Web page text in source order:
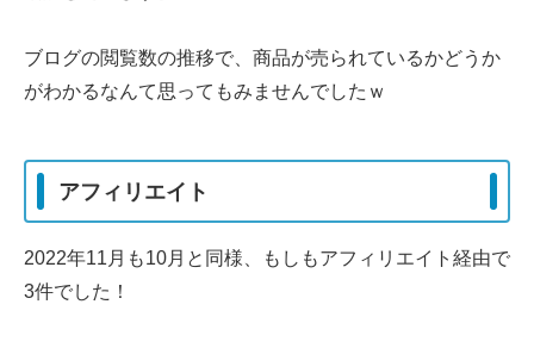
ブログの閲覧数の推移で、商品が売られているかどうか
がわかるなんて思ってもみませんでしたｗ
アフィリエイト
2022年11月も10月と同様、もしもアフィリエイト経由で
3件でした！